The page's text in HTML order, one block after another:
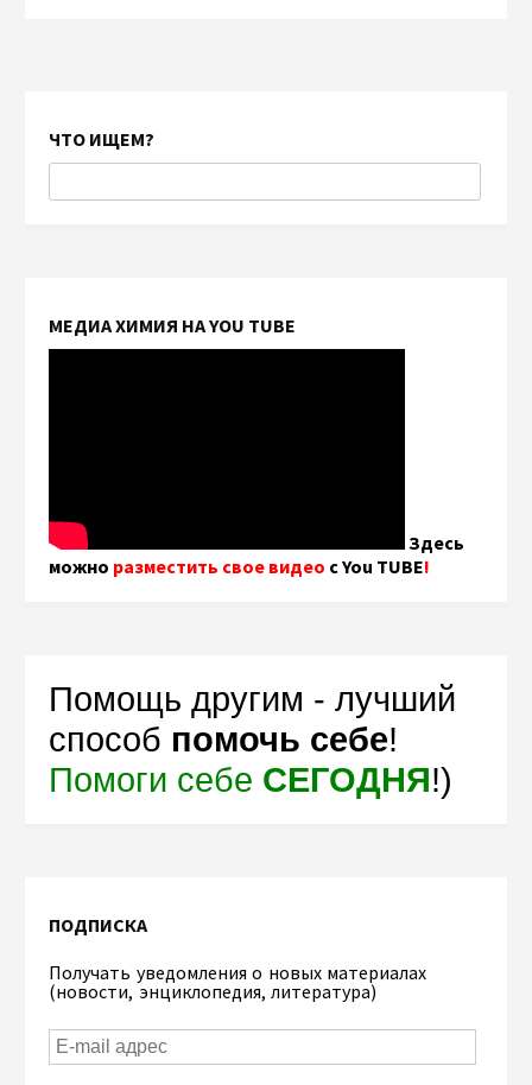
ЧТО ИЩЕМ?
МЕДИА ХИМИЯ НА YOU TUBE
Здесь
можно разместить свое видео с You TUBE!
Помощь другим - лучший
способ помочь себе!
Помоги себе СЕГОДНЯ!)
ПОДПИСКА
Получать уведомления о новых материалах
(новости, энциклопедия, литература)